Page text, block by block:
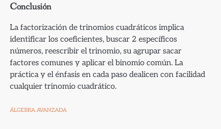
Conclusión
La factorización de trinomios cuadráticos implica
identificar los coeficientes, buscar 2 específicos
números, reescribir el trinomio, su agrupar sacar
factores comunes y aplicar el binomio común. La
práctica y el énfasis en cada paso dealicen con facilidad
cualquier trinomio cuadrático.
ÁLGEBRA AVANZADA